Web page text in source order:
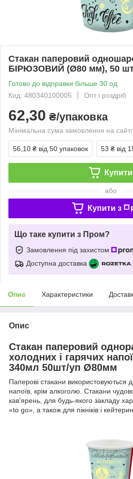
Стакан паперовий
БІРЮЗОВИЙ (Ø80 мм), 50
Готово до відправки більше 30 од.
Код: 480340100005
Опт і роздріб
62,30 ₴/упаковка
Мінімальна сума замовлення на
56,10 ₴ від 50 упаковок 53 ₴ від
Купити
або
Купити з
Що таке купити з Пром?
Замовлення під захистом
Доступна доставка
Опис Характеристики
Опис
Стакан паперовий
холодних і гарячих
340мл 50шт/уп Ø80мм
Паперові стакани використовуються
напоїв, крім алкоголю. Стакани
кав'ярень, для будь-якого закладу
«to go», а також для пікніків і